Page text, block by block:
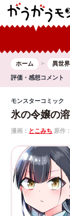
ホーム 異世
評価・感想コメント
モンスターコミック
氷の令嬢の
漫画： とこみち 原作